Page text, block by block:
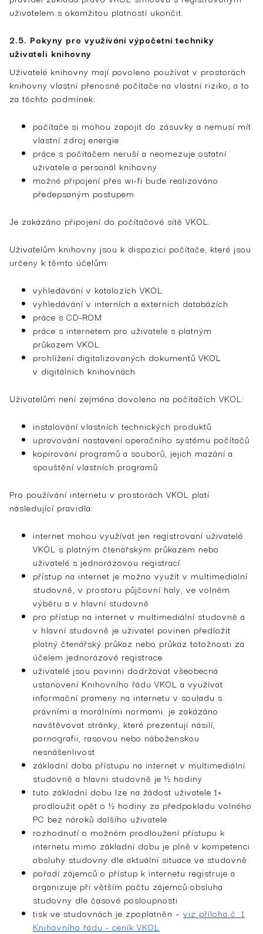
uživatelem s okamžitou platností ukončit.
2.5. Pokyny pro využívání výpočetní techniky
uživateli knihovny
Uživatelé knihovny mají povoleno používat v prostorách
knihovny vlastní přenosné počítače na vlastní riziko, a to
za těchto podmínek:
počítače si mohou zapojit do zásuvky a nemusí mít
vlastní zdroj energie
práce s počítačem neruší a neomezuje ostatní
uživatele a personál knihovny
možné připojení přes wi-fi bude realizováno
předepsaným postupem
Je zakázáno připojení do počítačové sítě VKOL.
Uživatelům knihovny jsou k dispozici počítače, které jsou
určeny k těmto účelům:
vyhledávání v katalozích VKOL
vyhledávání v interních a externích databázích
práce s CD-ROM
práce s internetem pro uživatele s platným
průkazem VKOL
prohlížení digitalizovaných dokumentů VKOL
v digitálních knihovnách
Uživatelům není zejména dovoleno na počítačích VKOL:
instalování vlastních technických produktů
upravování nastavení operačního systému počítačů
kopírování programů a souborů, jejich mazání a
spouštění vlastních programů
Pro používání internetu v prostorách VKOL platí
následující pravidla:
internet mohou využívat jen registrovaní uživatelé
VKOL s platným čtenářským průkazem nebo
uživatelé s jednorázovou registrací
přístup na internet je možno využít v multimediální
studovně, v prostoru půjčovní haly, ve volném
výběru a v hlavní studovně
pro přístup na internet v multimediální studovně a
v hlavní studovně je uživatel povinen předložit
platný čtenářský průkaz nebo průkaz totožnosti za
účelem jednorázové registrace
uživatelé jsou povinni dodržovat všeobecná
ustanovení Knihovního řádu VKOL a využívat
informační prameny na internetu v souladu s
právními a morálními normami. je zakázáno
navštěvovat stránky, které prezentují násilí,
pornografii, rasovou nebo náboženskou
nesnášenlivost
základní doba přístupu na internet v multimediální
studovně a hlavni studovně je ½ hodiny
tuto základní dobu lze na žádost uživatele 1×
prodloužit opět o ½ hodiny za předpokladu volného
PC bez nároků dalšího uživatele
rozhodnutí o možném prodloužení přístupu k
internetu mimo základní dobu je plně v kompetenci
obsluhy studovny dle aktuální situace ve studovně
pořadí zájemců o přístup k internetu registruje a
organizuje při větším počtu zájemců obsluha
studovny dle časové posloupnosti
tisk ve studovnách je zpoplatněn – viz příloha č. 1
Knihovního řádu - ceník VKOL